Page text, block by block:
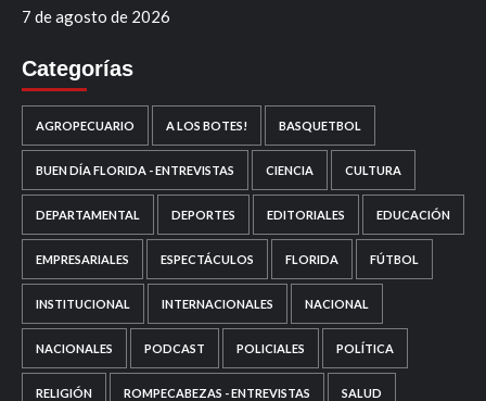
7 de agosto de 2026
Categorías
AGROPECUARIO A LOS BOTES! BASQUETBOL
BUEN DÍA FLORIDA - ENTREVISTAS CIENCIA CULTURA
DEPARTAMENTAL DEPORTES EDITORIALES EDUCACIÓN
EMPRESARIALES ESPECTÁCULOS FLORIDA FÚTBOL
INSTITUCIONAL INTERNACIONALES NACIONAL
NACIONALES PODCAST POLICIALES POLÍTICA
RELIGIÓN ROMPECABEZAS - ENTREVISTAS SALUD